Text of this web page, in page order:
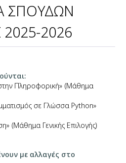
ΣΠΟΥΔΩΝ
2026
Πληροφορική» (Μάθημα
σε Γλώσσα Python»
(Μάθημα Γενικής Επιλογής)
µε αλλαγές στο